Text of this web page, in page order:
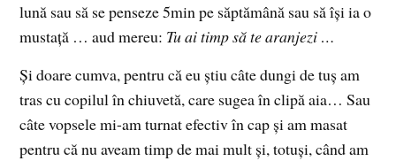
lună sau să se penseze 5min pe săptămână sau să își ia o
mustață … aud mereu: Tu ai timp să te aranjezi …
Și doare cumva, pentru că eu știu câte dungi de tuș am
tras cu copilul în chiuvetă, care sugea în clipă aia… Sau
câte vopsele mi-am turnat efectiv în cap și am masat
pentru că nu aveam timp de mai mult și, totuși, când am